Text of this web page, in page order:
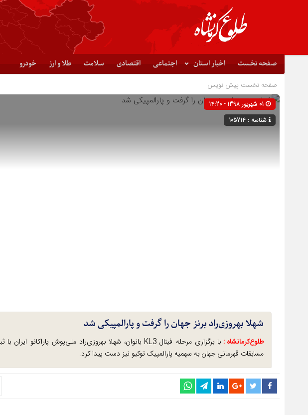
صفحه نخست اخبار استان اجتماعی اقتصادی سلامت طلا و ارز خودرو
صفحه نخست پیش نویس
شناسه : 105714
شهلا بهروزی‌راد برنز جهان را گرفت و پارالمپیکی شد
طلوع‌‌کرمانشاه :
مسابقات قهرمانی جهان به سهمیه پارالمپیک توکیو نیز دست پیدا کرد.